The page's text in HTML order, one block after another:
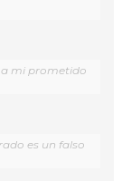
mi prometido
es un falso